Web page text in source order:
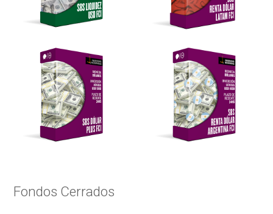
Fondos Cerrados